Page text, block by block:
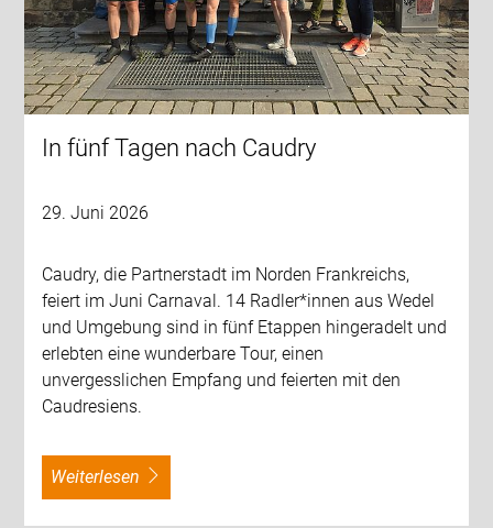
In fünf Tagen nach Caudry
29. Juni 2026
Caudry, die Partnerstadt im Norden Frankreichs,
feiert im Juni Carnaval. 14 Radler*innen aus Wedel
und Umgebung sind in fünf Etappen hingeradelt und
erlebten eine wunderbare Tour, einen
unvergesslichen Empfang und feierten mit den
Caudresiens.
weiterlesen